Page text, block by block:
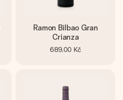
Ramon Bilbao Gran
Crianza
689,00 Kč